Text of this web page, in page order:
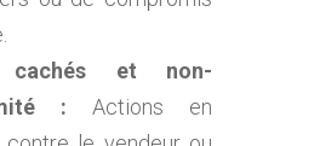
cachés et non-
: Actions en